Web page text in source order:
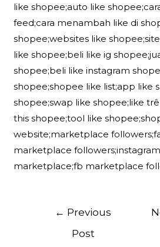
like shopee;auto like
feed;cara menambah like di
shopee;websites like
like shopee;beli like ig
shopee;beli like instagram
shopee;shopee like list;app like
shopee;swap like shopee;like
this shopee;tool like
website;marketplace
marketplace
marketplace;fb marketplace
Post
navigation
← Previous
Post